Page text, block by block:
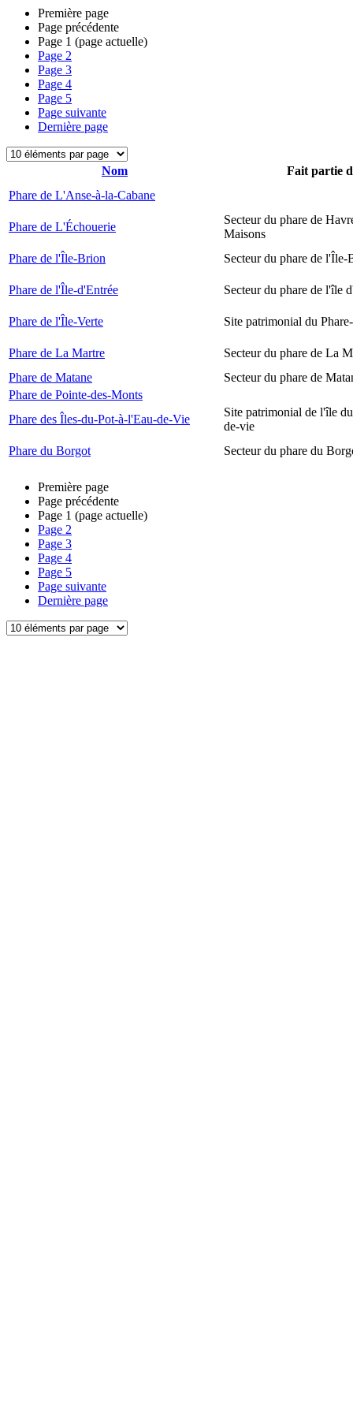
Première page
Page précédente
Page 1 (page actuelle)
Page 2
Page 3
Page 4
Page 5
Page suivante
Dernière page
Nom
Fait partie
Phare de L'Anse-à-la-Cabane
Phare de L'Échouerie
Secteur du phare de
Maisons
Phare de l'Île-Brion
Secteur du phare de l'Île-
Phare de l'Île-d'Entrée Secteur du phare de l'île
Phare de l'Île-Verte Site patrimonial du
Phare de La Martre
Secteur du phare de La
Phare de Matane
Secteur du phare de
Phare de Pointe-des-Monts
Phare des Îles-du-Pot-à-l'Eau-de-Vie
Site patrimonial de l'île
de-vie
Phare du Borgot
Secteur du phare du
Première page
Page précédente
Page 1 (page actuelle)
Page 2
Page 3
Page 4
Page 5
Page suivante
Dernière page